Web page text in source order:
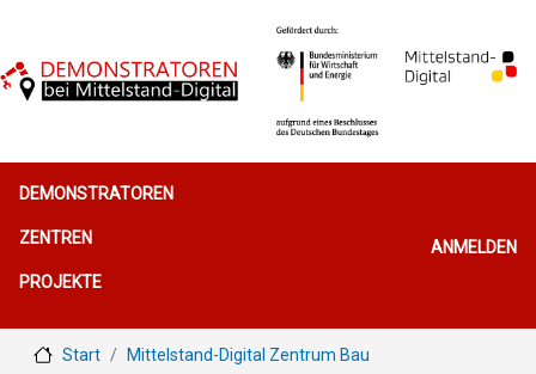
Hauptnavigation
DEMONSTRATOREN
ZENTREN
PROJEKTE
ANMELDEN
Start Mittelstand-Digital Zentrum Bau